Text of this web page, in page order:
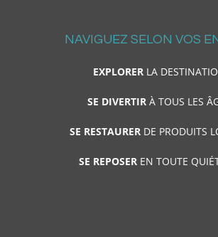
NAVIGUEZ SELON VOS
EXPLORERLA
SE DIVERTIRÀ TOUS LES
SE RESTAURER DE PRODUITS
SE REPOSEREN TOUTE